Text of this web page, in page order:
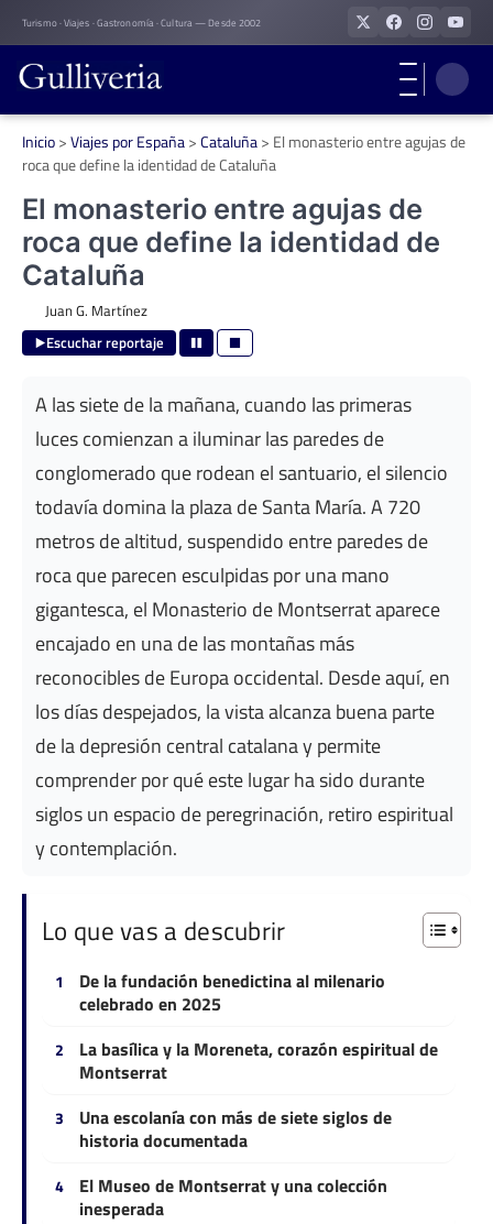
Skip
to
content
Turismo · Viajes · Gastronomía · Cultura — Desde 2002
Inicio>Viajes por España>Cataluña> El monasterio entre agujas de
roca que define la identidad de Cataluña
El monasterio entre agujas de
roca que define la identidad de
Cataluña
Juan G. Martínez
Escuchar reportaje
A las siete de la mañana, cuando las primeras
luces comienzan a iluminar las paredes de
conglomerado que rodean el santuario, el silencio
todavía domina la plaza de Santa María. A 720
metros de altitud, suspendido entre paredes de
roca que parecen esculpidas por una mano
gigantesca, el Monasterio de Montserrat aparece
encajado en una de las montañas más
reconocibles de Europa occidental. Desde aquí, en
los días despejados, la vista alcanza buena parte
de la depresión central catalana y permite
comprender por qué este lugar ha sido durante
siglos un espacio de peregrinación, retiro espiritual
y contemplación.
Lo que vas a descubrir
De la fundación benedictina al milenario
celebrado en 2025
La basílica y la Moreneta, corazón espiritual de
Montserrat
Una escolanía con más de siete siglos de
historia documentada
El Museo de Montserrat y una colección
inesperada